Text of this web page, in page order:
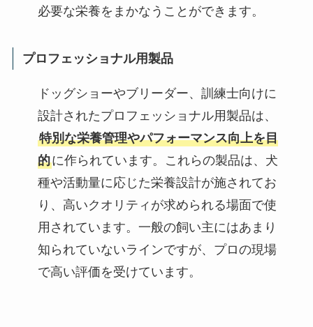
必要な栄養をまかなうことができます。
プロフェッショナル用製品
ドッグショーやブリーダー、訓練士向けに
設計されたプロフェッショナル用製品は、
特別な栄養管理やパフォーマンス向上を目
的に作られています。これらの製品は、犬
種や活動量に応じた栄養設計が施されてお
り、高いクオリティが求められる場面で使
用されています。一般の飼い主にはあまり
知られていないラインですが、プロの現場
で高い評価を受けています。